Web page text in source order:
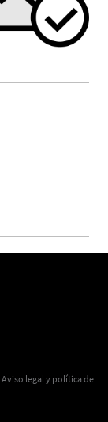
Aviso legal y política de